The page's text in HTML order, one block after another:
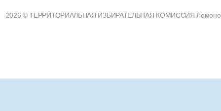
2026 © ТЕРРИТОРИАЛЬНАЯ ИЗБИРАТЕЛЬНАЯ КОМИССИЯ